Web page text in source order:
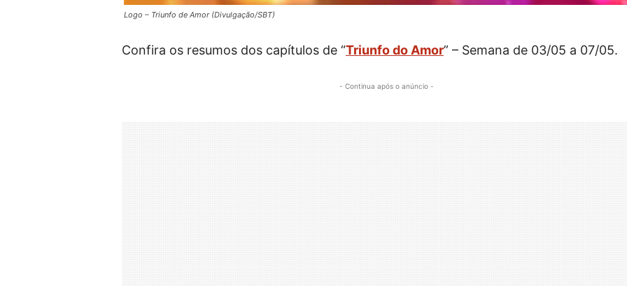
Logo – Triunfo de Amor (Divulgação/SBT)
Confira os resumos dos capítulos de “Triunfo do Amor” – Semana de 03/05 a 07/05.
- Continua após o anúncio -